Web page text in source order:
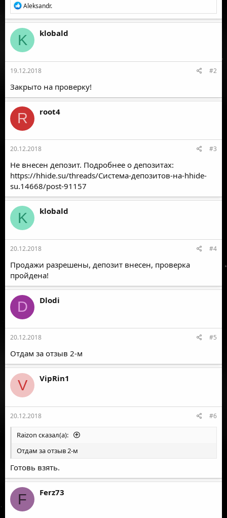
Р
е
а
к
ц
и
и
:
Aleksandr.
K klobald
19.12.2018 #2
Закрыто на проверку!
R root4
20.12.2018 #3
Не внесен депозит. Подробнее о депозитах:
https://hhide.su/threads/Система-депозитов-на-hhide-
su.14668/post-91157
K klobald
20.12.2018 #4
Продажи разрешены, депозит внесен, проверка
пройдена!
D Dlodi
20.12.2018 #5
Отдам за отзыв 2-м
V VipRin1
20.12.2018 #6
Raizon сказал(а):
Отдам за отзыв 2-м
Готовь взять.
F Ferz73